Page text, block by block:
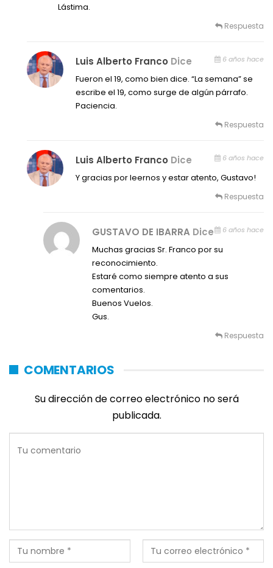
Lástima.
Respuesta
Luis Alberto Franco Dice 6 años hace
Fueron el 19, como bien dice. “La semana” se
escribe el 19, como surge de algún párrafo.
Paciencia.
Respuesta
Luis Alberto Franco Dice 6 años hace
Y gracias por leernos y estar atento, Gustavo!
Respuesta
GUSTAVO DE IBARRA Dice 6 años hace
Muchas gracias Sr. Franco por su
reconocimiento.
Estaré como siempre atento a sus
comentarios.
Buenos Vuelos.
Gus.
Respuesta
COMENTARIOS
Su dirección de correo electrónico no será
publicada.